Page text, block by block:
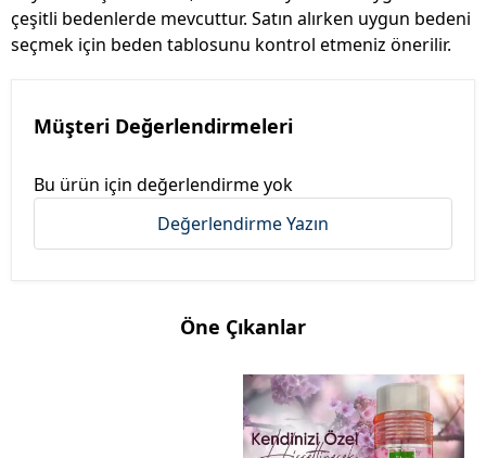
çeşitli bedenlerde mevcuttur. Satın alırken uygun bedeni
seçmek için beden tablosunu kontrol etmeniz önerilir.
Müşteri Değerlendirmeleri
Bu ürün için değerlendirme yok
Değerlendirme Yazın
Öne Çıkanlar